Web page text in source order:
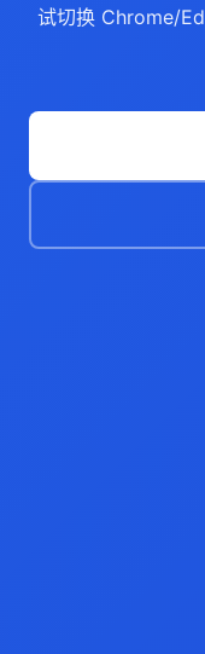
试切换 Chrome/